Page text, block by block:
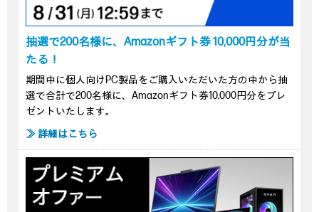
抽選で200名様に、Amazonギフト券 10,000円分が当
たる！
期間中に個人向けPC製品をご購入いただいた方の中から抽
選で合計で200名様に、Amazonギフト券10,000円分をプレ
ゼントいたします。
≫ 詳細はこちら